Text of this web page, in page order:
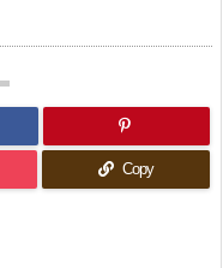
Copy